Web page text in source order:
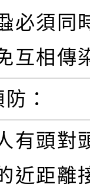
必須同
互相傳
：
有頭對
近距離